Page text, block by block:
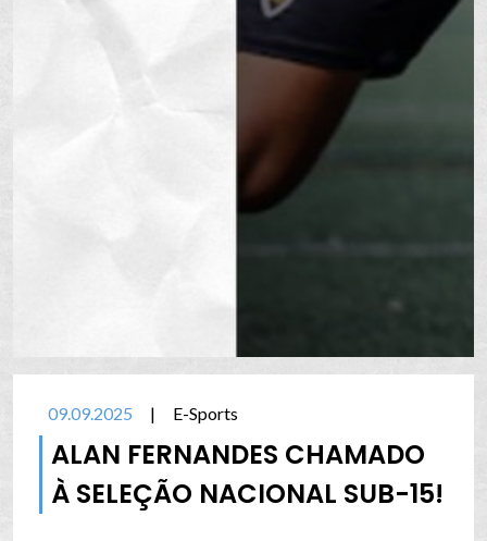
09.09.2025 | E-Sports
ALAN FERNANDES CHAMADO
À SELEÇÃO NACIONAL SUB-15!